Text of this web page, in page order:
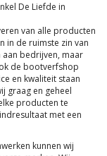
De Liefde in
van alle producten
in de ruimste zin van
bedrijven, maar
de bootverfshop
en kwaliteit staan
graag en geheel
producten te
met een
kunnen wij